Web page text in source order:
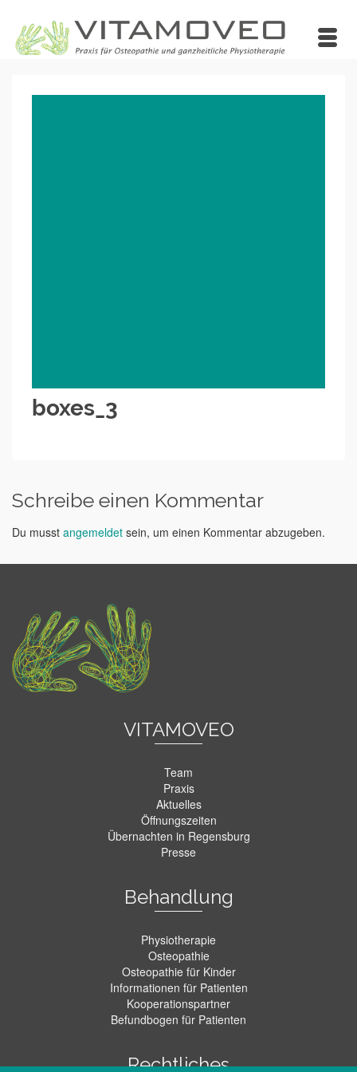
boxes_3
Schreibe einen Kommentar
Du musst angemeldet sein, um einen Kommentar abzugeben.
VITAMOVEO
Team
Praxis
Aktuelles
Öffnungszeiten
Übernachten in Regensburg
Presse
Behandlung
Physiotherapie
Osteopathie
Osteopathie für Kinder
Informationen für Patienten
Kooperationspartner
Befundbogen für Patienten
Rechtliches